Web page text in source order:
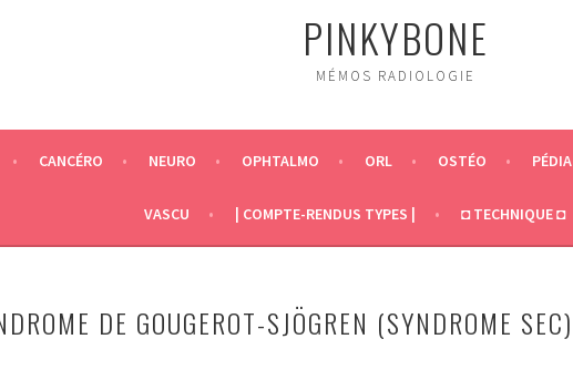
PINKYBONE
MÉMOS RADIOLOGIE
CANCÉRO NEURO OPHTALMO ORL OSTÉO PÉDIA
VASCU | COMPTE-RENDUS TYPES | ◘ TECHNIQUE ◘
DE GOUGEROT-SJÖGREN (SYNDROME SEC)